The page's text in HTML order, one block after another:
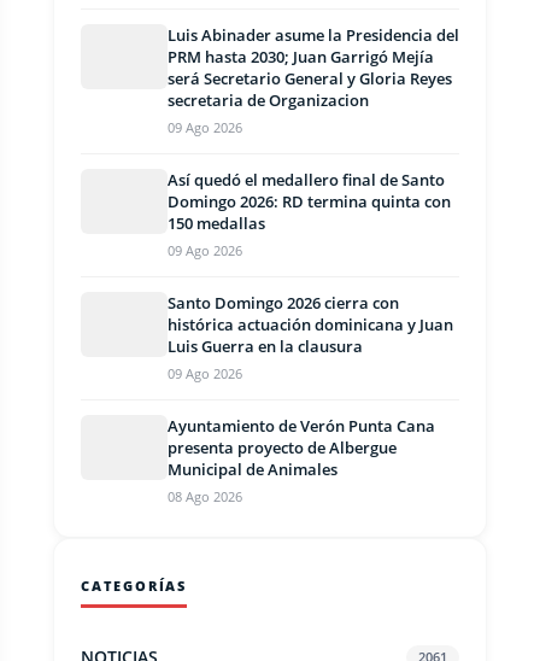
Luis Abinader asume la Presidencia del
PRM hasta 2030; Juan Garrigó Mejía
será Secretario General y Gloria Reyes
secretaria de Organizacion
09 Ago 2026
Así quedó el medallero final de Santo
Domingo 2026: RD termina quinta con
150 medallas
09 Ago 2026
Santo Domingo 2026 cierra con
histórica actuación dominicana y Juan
Luis Guerra en la clausura
09 Ago 2026
Ayuntamiento de Verón Punta Cana
presenta proyecto de Albergue
Municipal de Animales
08 Ago 2026
CATEGORÍAS
2061